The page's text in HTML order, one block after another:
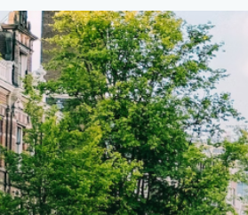
van €107,50 per maand is dit een
geweldige kans voor professionals
die op zoek zijn naar een woning die
direct beschikbaar is vanaf 1 april
2026. Bij binnenkomst word je
verwelkomd in een ruime
woonkamer met open keuken,
samen goed voor 44 m² aan
leefruimte. De lichte woonkamer
biedt genoeg ruimte voor een